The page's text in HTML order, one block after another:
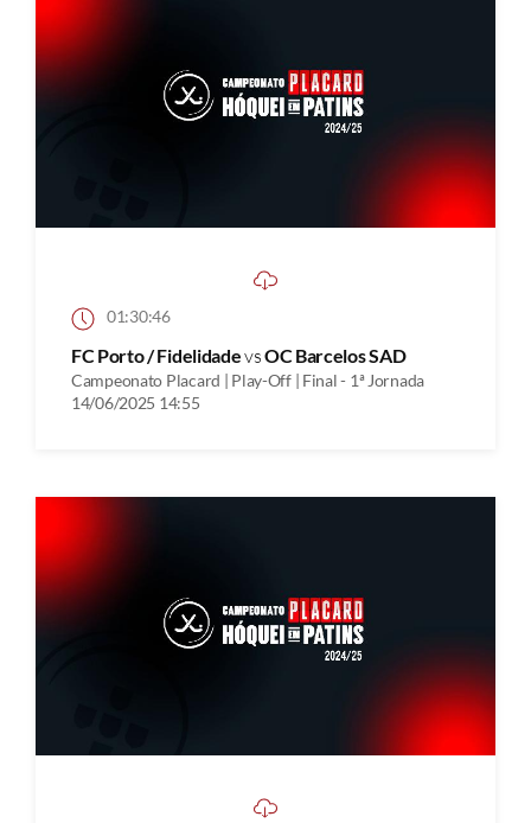
01:30:46
FC Porto / FidelidadevsOC Barcelos SAD
Campeonato Placard | Play-Off | Final - 1ª Jornada
14/06/2025 14:55